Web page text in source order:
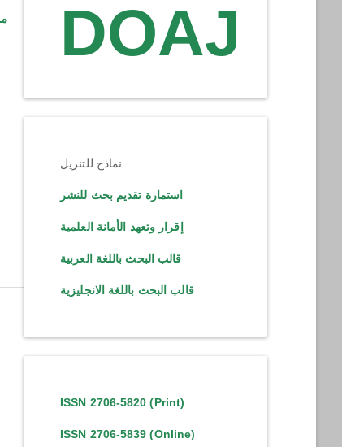
DOAJ
نماذج للتنزيل
استمارة تقديم بحث للنشر
إقرار وتعهد الأمانة العلمية
قالب البحث باللغة العربية
قالب البحث باللغة الانجليزية
ISSN 2706-5820 (Print)
ISSN 2706-5839 (Online)